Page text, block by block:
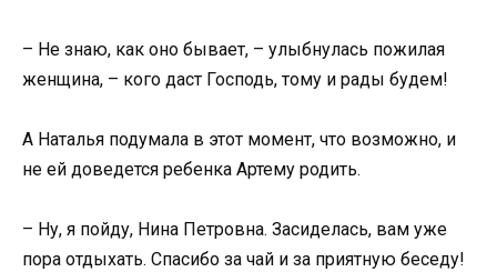
– Не знаю, как оно бывает, – улыбнулась пожилая
женщина, – кого даст Господь, тому и рады будем!
А Наталья подумала в этот момент, что возможно, и
не ей доведется ребенка Артему родить.
– Ну, я пойду, Нина Петровна. Засиделась, вам уже
пора отдыхать. Спасибо за чай и за приятную беседу!